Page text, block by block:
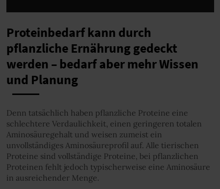
Proteinbedarf kann durch
pflanzliche Ernährung gedeckt
werden – bedarf aber mehr Wissen
und Planung
Denn tatsächlich haben pflanzliche Proteine eine
schlechtere Verdaulichkeit, einen geringeren totalen
Aminosäuregehalt und weisen zumeist ein
unvollständiges Aminosäureprofil auf. Alle tierischen
Proteine sind vollständige Proteine, bei pflanzlichen
Proteinen fehlt jedoch typischerweise eine Aminosäure
in ausreichender Menge.